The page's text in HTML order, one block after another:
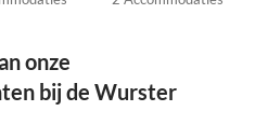
onze
bij de Wurster